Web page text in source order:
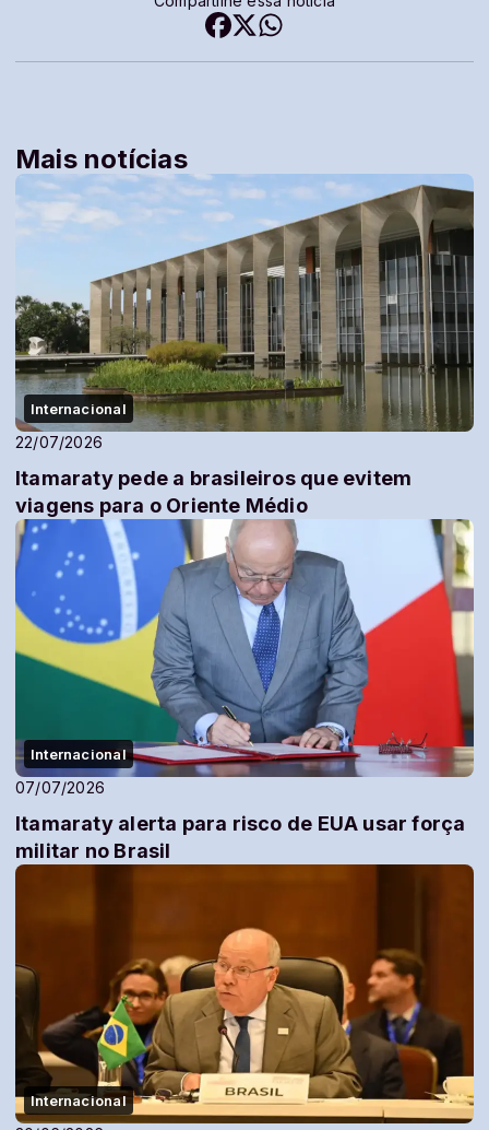
Mais notícias
Internacional
22/07/2026
Itamaraty pede a brasileiros que evitem
viagens para o Oriente Médio
Internacional
07/07/2026
Itamaraty alerta para risco de EUA usar força
militar no Brasil
Internacional